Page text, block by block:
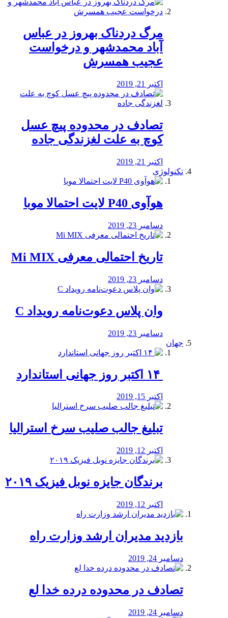
مرگ دردناک بهروز در عباس
آباد محمدشهر و درخواست
عجیب همسرش
اکتبر 21, 2019
تصادف در محدوده پیچ عسل
کوچ به علت لغزندگی جاده
اکتبر 21, 2019
تکنولوژی
هوآوی P40 لایت احتمالا موبا
دسامبر 23, 2019
تاریخ احتمالی معرفی Mi MIX
دسامبر 23, 2019
وان پلاس دعوت‌نامه رویداد C
دسامبر 23, 2019
جهان
اکتبر 15, 2019
تبلیغ جالب صلیب سرخ استرالیا
اکتبر 12, 2019
برندگان جایزه نوبل فیزیک ۲۰۱۹
اکتبر 12, 2019
بازدید مدیران ارشد وزارت راه
دسامبر 24, 2019
تصادف در محدوده درده خدا لع
دسامبر 24, 2019